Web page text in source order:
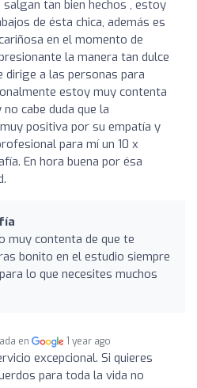
tan bien hechos , estoy
de ésta chica, además es
en el momento de
la manera tan dulce
dirige a las personas para
estoy muy contenta
cabe duda que la
positiva por su empatía y
para mí un 10 x
En hora buena por ésa
muy contenta de que te
bonito en el estudio siempre
lo que necesites muchos
en 1 year ago
excepcional. Si quieres
para toda la vida no